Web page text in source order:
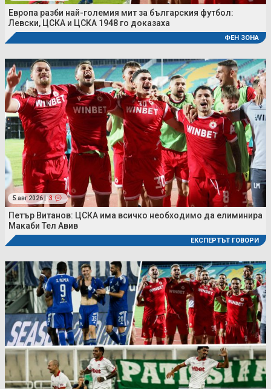
Европа разби най-големия мит за българския футбол:
Левски, ЦСКА и ЦСКА 1948 го доказаха
ФЕН ЗОНА
5 авг 2026 | 3
Петър Витанов: ЦСКА има всичко необходимо да елиминира
Макаби Тел Авив
ЕКСПЕРТЪТ ГОВОРИ